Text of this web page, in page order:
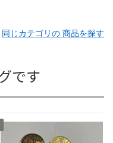
同じカテゴリの 商品を探す
です